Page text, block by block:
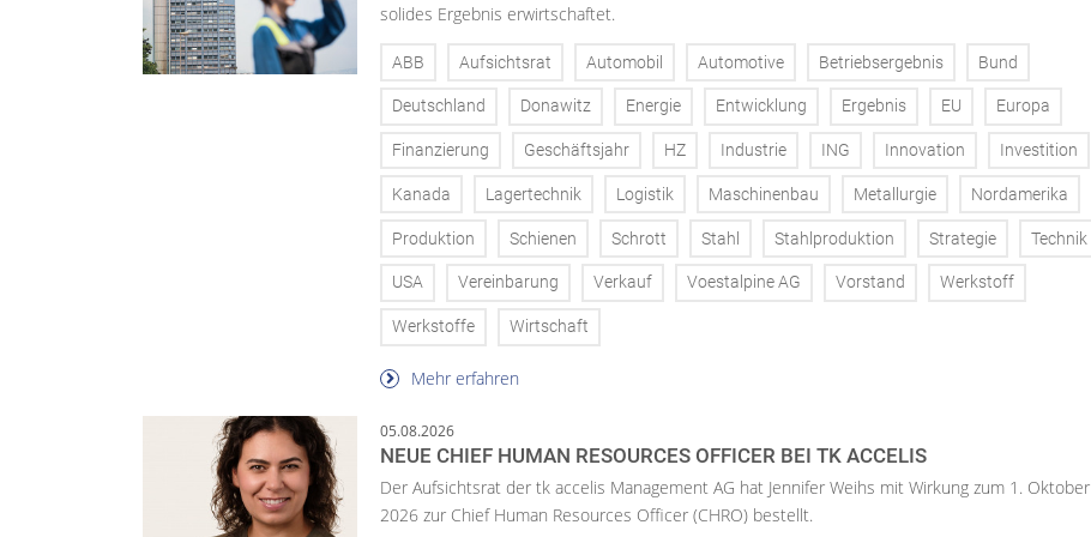
solides Ergebnis erwirtschaftet.
ABB Aufsichtsrat Automobil Automotive Betriebsergebnis Bund
Deutschland Donawitz Energie Entwicklung Ergebnis EU Europa
Finanzierung Geschäftsjahr HZ Industrie ING Innovation Investition
Kanada Lagertechnik Logistik Maschinenbau Metallurgie Nordamerika
Produktion Schienen Schrott Stahl Stahlproduktion Strategie Technik
USA Vereinbarung Verkauf Voestalpine AG Vorstand Werkstoff
Werkstoffe Wirtschaft
Mehr erfahren
05.08.2026
NEUE CHIEF HUMAN RESOURCES OFFICER BEI TK ACCELIS
Der Aufsichtsrat der tk accelis Management AG hat Jennifer Weihs mit Wirkung zum 1. Oktober
2026 zur Chief Human Resources Officer (CHRO) bestellt.